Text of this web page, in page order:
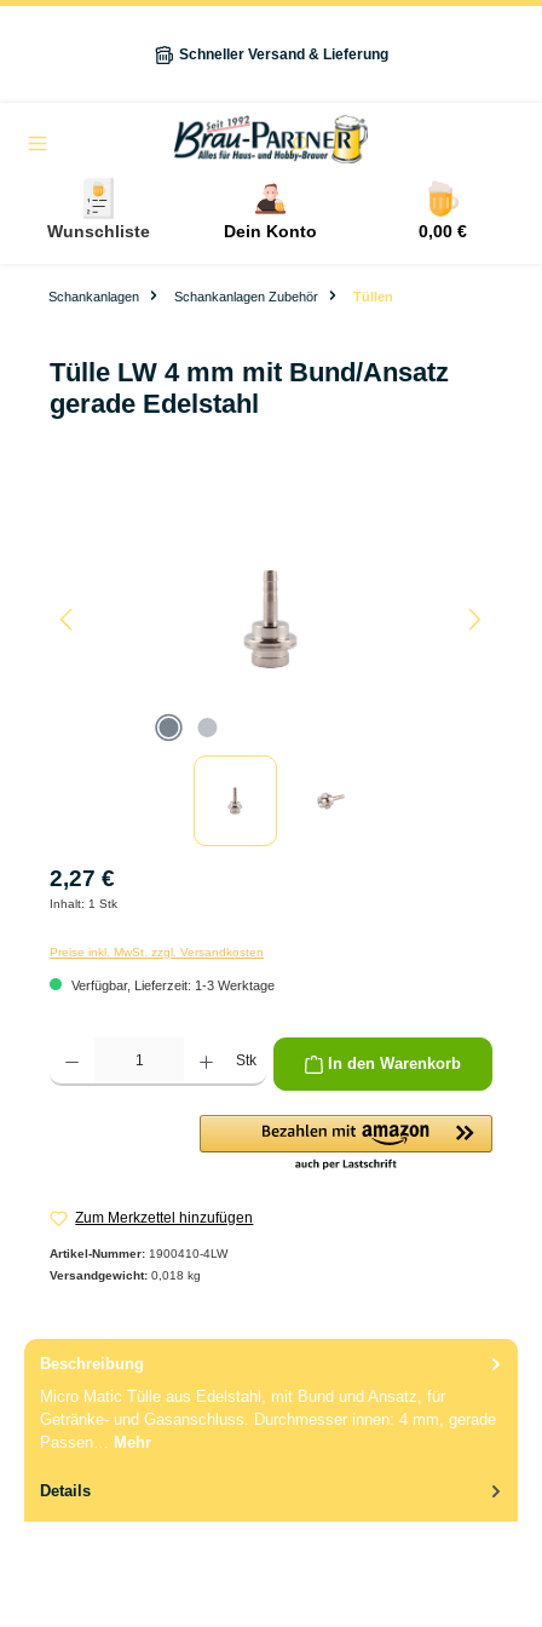
Schneller Versand & Lieferung
Wunschliste Dein Konto 0,00 €
Schankanlagen Schankanlagen Zubehör Tüllen
Tülle LW 4 mm mit Bund/Ansatz
gerade Edelstahl
2,27 €
Inhalt: 1 Stk
Preise inkl. MwSt. zzgl. Versandkosten
Verfügbar, Lieferzeit: 1-3 Werktage
Produkt Anzahl: Gib den gewünschten Wert ein oder benutze die Schaltflächen um
Stk In den Warenkorb
Zum Merkzettel hinzufügen
Artikel-Nummer: 1900410-4LW
Versandgewicht: 0,018 kg
Beschreibung
Micro Matic Tülle aus Edelstahl, mit Bund und Ansatz, für
Getränke- und Gasanschluss. Durchmesser innen: 4 mm, gerade
Passen… Mehr
Details